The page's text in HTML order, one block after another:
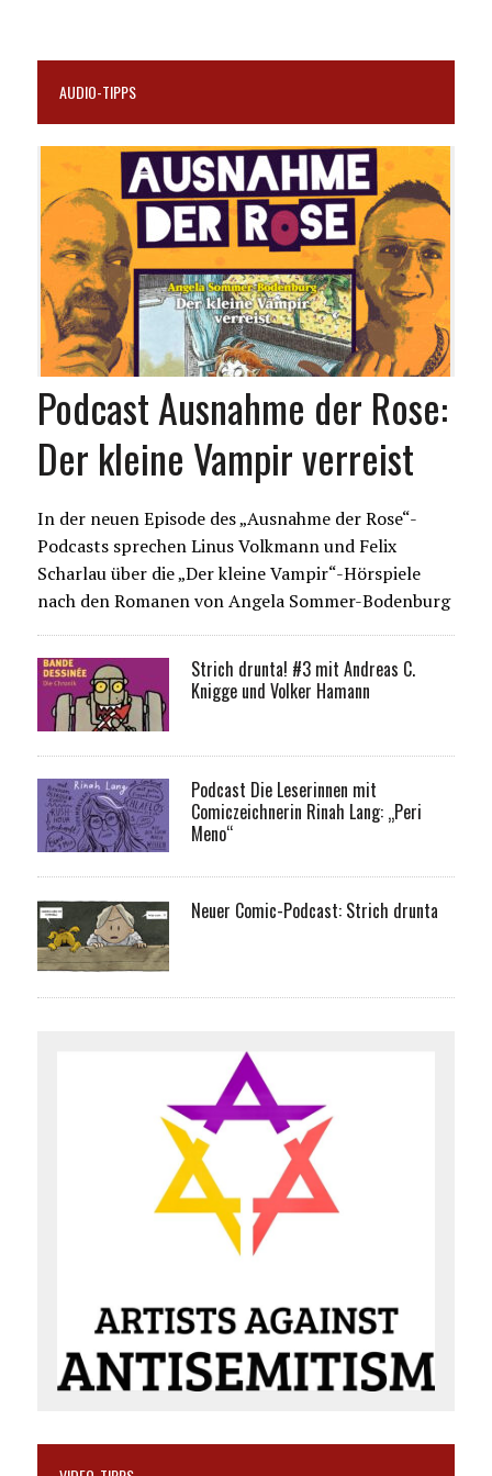
AUDIO-TIPPS
Podcast Ausnahme der Rose:
Der kleine Vampir verreist
In der neuen Episode des „Ausnahme der Rose“-
Podcasts sprechen Linus Volkmann und Felix
Scharlau über die „Der kleine Vampir“-Hörspiele
nach den Romanen von Angela Sommer-Bodenburg
Strich drunta! #3 mit Andreas C.
Knigge und Volker Hamann
Podcast Die Leserinnen mit
Comiczeichnerin Rinah Lang: „Peri
Meno“
Neuer Comic-Podcast: Strich drunta